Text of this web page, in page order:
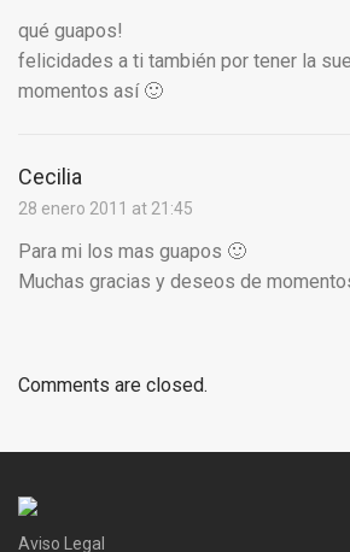
qué guapos!
felicidades a ti también por tener la
momentos así 🙂
Cecilia
28 enero 2011 at 21:45
Para mi los mas guapos 🙂
Muchas gracias y deseos de
Comments are closed.
Aviso Legal